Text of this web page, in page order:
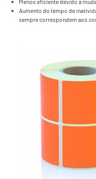
Menos eficiente devido a
Aumento do tempo de
sempre correspondem aos